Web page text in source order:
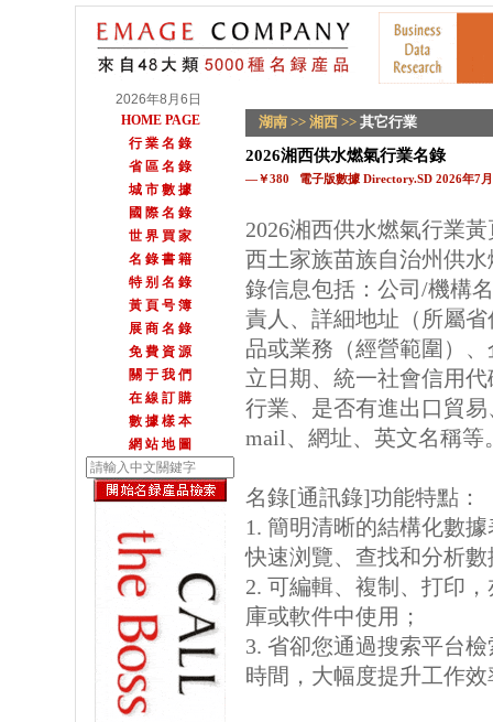
2026年8月6日
HOME PAGE
行 業 名 錄
省 區 名 錄
城 市 數 據
國 際 名 錄
世 界 買 家
名 錄 書 籍
特 别 名 錄
黃 頁 号 簿
展 商 名 錄
免 費 資 源
關 于 我 們
在 線 訂 購
數 據 樣 本
網 站 地 圖
湖南 >> 湘西 >> 其它行業
2026湘西供水燃氣行業名錄
—￥380 電子版數據 Directory.SD 2026年7
2026湘西供水燃氣行業
西土家族苗族自治州供
錄信息包括：公司/機構
責人、詳細地址（所屬
品或業務（經營範圍）
立日期、統一社會信用
行業、是否有進出口貿
mail、網址、英文名稱等
名錄[通訊錄]功能特點：
1. 簡明清晰的結構化數
快速浏覽、查找和分析數
2. 可編輯、複制、打印
庫或軟件中使用；
3. 省卻您通過搜索平台
時間，大幅度提升工作效